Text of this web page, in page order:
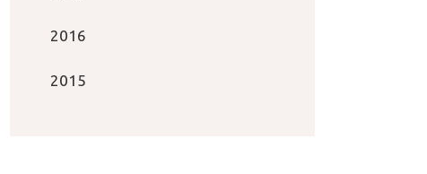
2016
2015